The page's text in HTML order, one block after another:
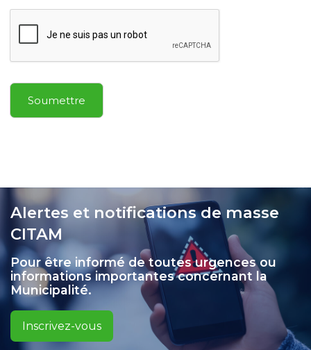
Alertes et notifications de masse
CITAM
Pour être informé de toutes urgences ou
informations importantes concernant la
Municipalité.
Inscrivez-vous